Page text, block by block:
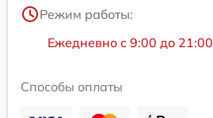
Режим работы:
Ежедневно с 9:00 до 21:00
Способы оплаты